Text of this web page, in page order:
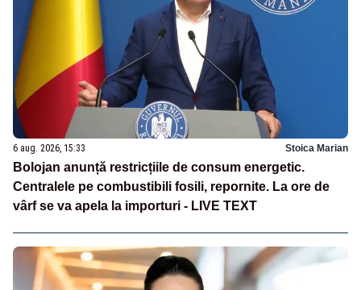
6 aug. 2026, 15:33 Stoica Marian
Bolojan anunță restricțiile de consum energetic.
Centralele pe combustibili fosili, repornite. La ore de
vârf se va apela la importuri - LIVE TEXT